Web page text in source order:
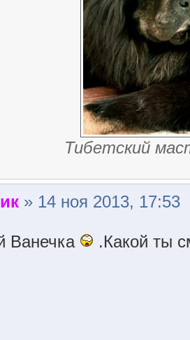
Тибетский
» 14 ноя 2013, 17:53
Ванечка .Какой ты